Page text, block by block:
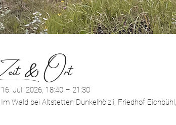
Zeit & Ort
16. Juli 2026, 18:40 – 21:30
Im Wald bei Altstetten Dunkelhölzli, Friedhof